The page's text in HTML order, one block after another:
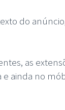
do
as
ainda no